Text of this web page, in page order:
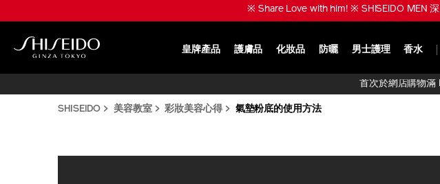
至
※ Share Love with him! ※ SHISEIDO MEN
皇牌產品 護膚品 化妝品 防曬 男士護理 香水
首次於網店購物滿
SHISEIDO 美容教室 彩妝美容心得 氣墊粉底的使用方法